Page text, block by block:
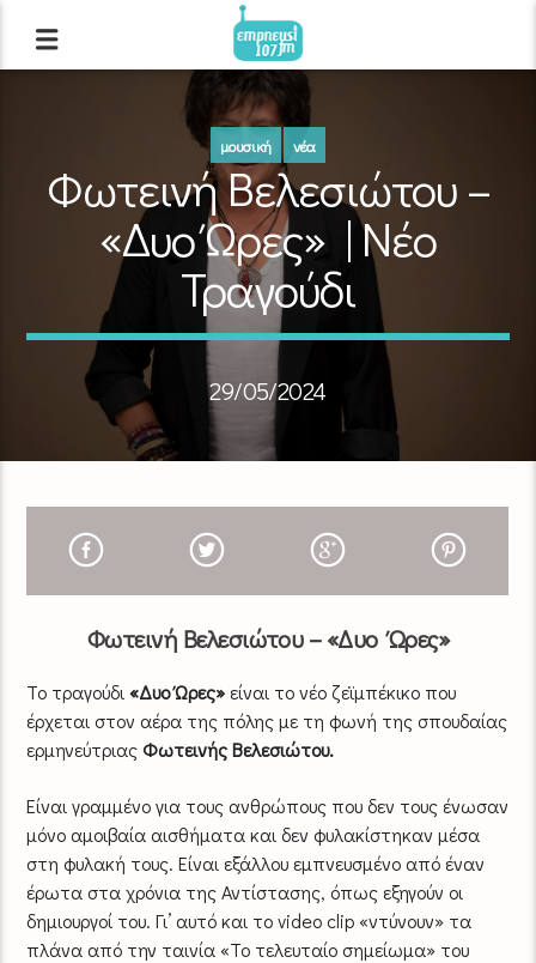
μουσική νέα
Φωτεινή Βελεσιώτου –
«Δυο Ώρες» | Νέο
Τραγούδι
29/05/2024
Φωτεινή Βελεσιώτου – «Δυο Ώρες»
Το τραγούδι«Δυο Ώρες»είναι το νέο ζεϊμπέκικο που
έρχεται στον αέρα της πόλης με τη φωνή της σπουδαίας
ερμηνεύτριας Φωτεινής Βελεσιώτου.
Είναι γραμμένο για τους ανθρώπους που δεν τους ένωσαν
μόνο αμοιβαία αισθήματα και δεν φυλακίστηκαν μέσα
στη φυλακή τους. Είναι εξάλλου εμπνευσμένο από έναν
έρωτα στα χρόνια της Αντίστασης, όπως εξηγούν οι
δημιουργοί του. Γι’ αυτό και το video clip «ντύνουν» τα
πλάνα από την ταινία «Το τελευταίο σημείωμα» του